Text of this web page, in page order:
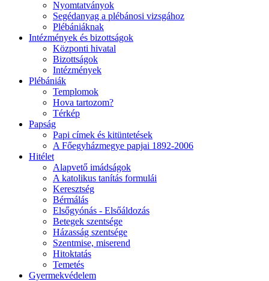
Nyomtatványok
Segédanyag a plébánosi vizsgához
Plébániáknak
Intézmények és bizottságok
Központi hivatal
Bizottságok
Intézmények
Plébániák
Templomok
Hova tartozom?
Térkép
Papság
Papi címek és kitüntetések
A Főegyházmegye papjai 1892-2006
Hitélet
Alapvető imádságok
A katolikus tanítás formulái
Keresztség
Bérmálás
Elsőgyónás - Elsőáldozás
Betegek szentsége
Házasság szentsége
Szentmise, miserend
Hitoktatás
Temetés
Gyermekvédelem